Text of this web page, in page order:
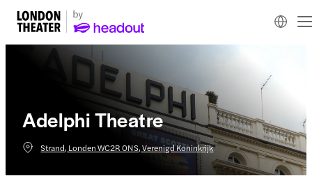
Adelphi Theatre
Strand, Londen WC2R 0NS, Verenigd Koninkrijk